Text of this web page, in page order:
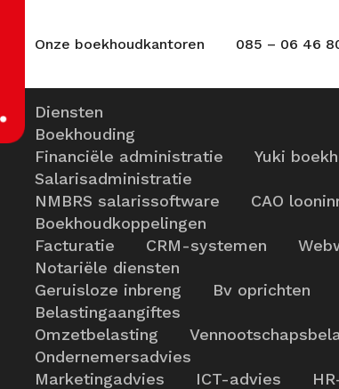
Onze boekhoudkantoren 085 – 06 46
Diensten
Boekhouding
Financiële administratie
Yuki
Salarisadministratie
NMBRS salarissoftware
CAO
Boekhoudkoppelingen
Facturatie
CRM-systemen
Notariële diensten
Geruisloze inbreng
Bv oprichten
Belastingaangiftes
Omzetbelasting
Ondernemersadvies
Marketingadvies
ICT-advies